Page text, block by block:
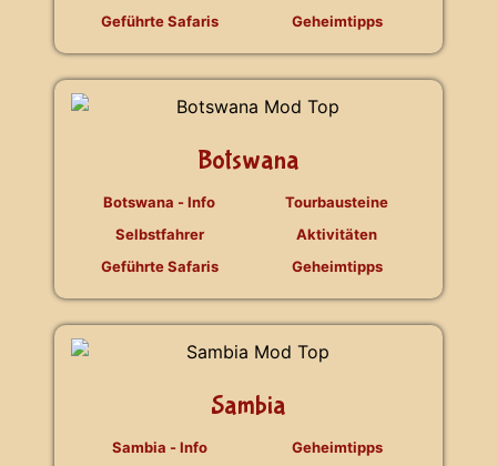
Geführte Safaris
Geheimtipps
Botswana
Botswana - Info
Selbstfahrer
Geführte Safaris
Tourbausteine
Aktivitäten
Geheimtipps
Sambia
Sambia - Info
Geheimtipps